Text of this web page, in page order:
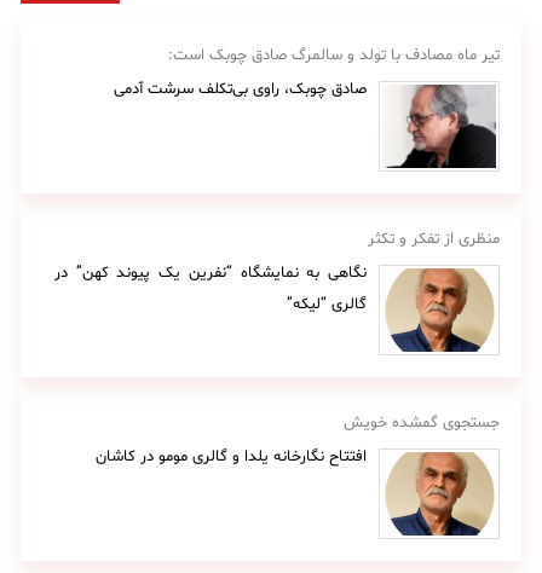
تیر ماه مصادف با تولد و سالمرگ صادق چوبک است:
صادق چوبک، راوی بی‌تکلف سرشت آدمی
منظری از تفکر و تکثر
نگاهی به نمایشگاه “نفرین یک پیوند کهن” در
گالری “لیکه”
جستجوی گمشده خویش
افتتاح نگارخانه یلدا و گالری مومو در کاشان